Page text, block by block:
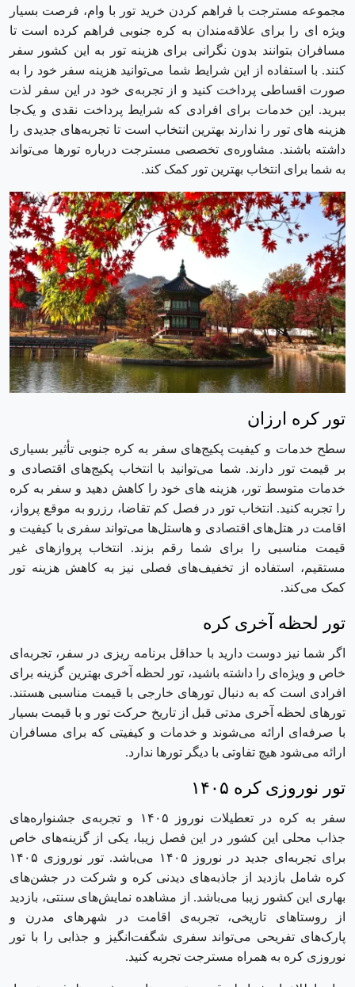
مجموعه مسترجت با فراهم کردن خرید تور با وام، فرصت بسیار
ویژه ای را برای علاقه‌مندان به کره جنوبی فراهم کرده است تا
مسافران بتوانند بدون نگرانی برای هزینه تور به این کشور سفر
کنند. با استفاده از این شرایط شما می‌توانید هزینه سفر خود را به
صورت اقساطی پرداخت کنید و از تجربه‌ی خود در این سفر لذت
ببرید. این خدمات برای افرادی که شرایط پرداخت نقدی و یک‌جا
هزینه های تور را ندارند بهترین انتخاب است تا تجربه‌های جدیدی را
داشته باشند. مشاوره‌ی تخصصی مسترجت درباره تور‌ها می‌تواند
به شما برای انتخاب بهترین تور کمک کند.
تور کره ارزان
سطح خدمات و کیفیت پکیج‌های سفر به کره جنوبی تأثیر بسیاری
بر قیمت تور دارند. شما می‌توانید با انتخاب پکیج‌های اقتصادی و
خدمات متوسط تور، هزینه های خود را کاهش دهید و سفر به کره
را تجربه کنید. انتخاب تور در فصل کم تقاضا، رزرو به موقع پرواز،
اقامت در هتل‌های اقتصادی و هاستل‌ها می‌تواند سفری با کیفیت و
قیمت مناسبی را برای شما رقم بزند. انتخاب پروازهای غیر
مستقیم، استفاده از تخفیف‌های فصلی نیز به کاهش هزینه تور
کمک می‌کند.
تور لحظه آخری کره
اگر شما نیز دوست دارید با حداقل برنامه‌ ریزی در سفر، تجربه‌ای
خاص و ویژه‌ای را داشته باشید، تور لحظه آخری بهترین گزینه برای
افرادی است که به دنبال ‌تورهای خارجی با قیمت مناسبی هستند.
تور‌های لحظه آخری مدتی قبل از تاریخ حرکت تور و با قیمت بسیار
با صرفه‌ای ارائه می‌شوند و خدمات و کیفیتی که برای مسافران
ارائه می‌شود هیچ تفاوتی با دیگر تور‌ها ندارد.
تور نوروزی کره ۱۴۰۵
سفر به کره در تعطیلات نوروز ۱۴۰۵ و تجربه‌ی جشنواره‌های
جذاب محلی این کشور در این فصل زیبا، یکی از گزینه‌های خاص
برای تجربه‌ای جدید در نوروز ۱۴۰۵ می‌باشد. تور نوروزی ۱۴۰۵
کره شامل بازدید از جاذبه‌های دیدنی کره و شرکت در جشن‌های
بهاری این کشور زیبا می‌باشد. از مشاهده نمایش‌های سنتی، بازدید
از روستاهای تاریخی، تجربه‌ی اقامت در شهرهای مدرن و
پارک‌های تفریحی می‌تواند سفری شگفت‌انگیز و جذابی را با تور
نوروزی کره به همراه مسترجت تجربه کنید.